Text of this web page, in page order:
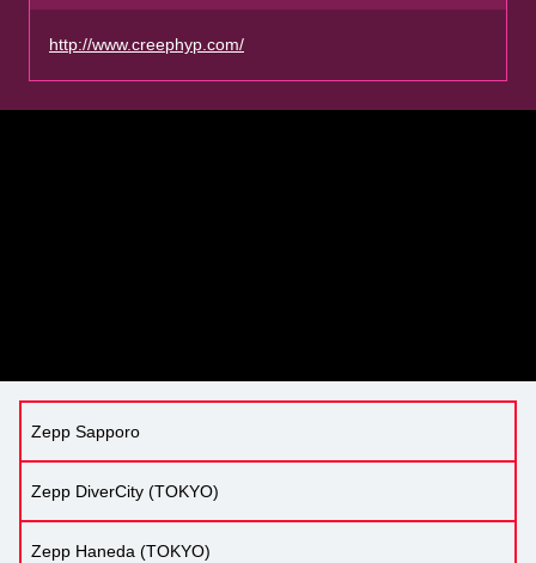
http://www.creephyp.com/
Zepp Sapporo
Zepp DiverCity (TOKYO)
Zepp Haneda (TOKYO)